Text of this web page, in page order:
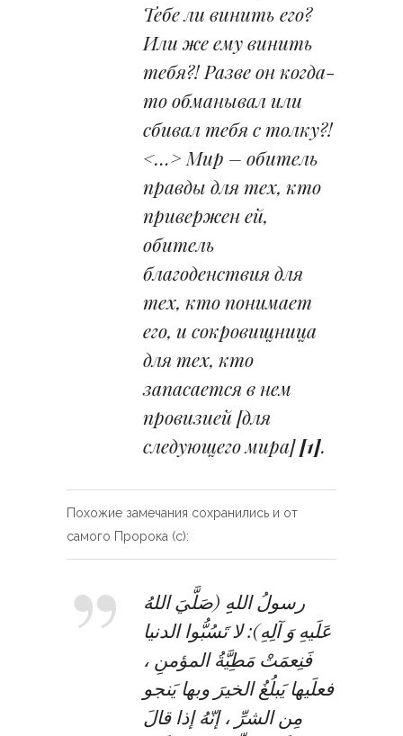
Тебе ли винить его?
Или же ему винить
тебя?! Разве он когда-
то обманывал или
сбивал тебя с толку?!
<…> Мир – обитель
правды для тех, кто
привержен ей,
обитель
благоденствия для
тех, кто понимает
его, и сокровищница
для тех, кто
запасается в нем
провизией [для
следующего мира][1].
Похожие замечания сохранились и от
самого Пророка (с):
رسولُ اللهِ‏ِ (صَلَّيَ اللهُ
عَلَيهِ وَ آلِهِ): لا تَسُبُّوا الدنيا
فَنِعمَتْ مَطِيَّةُ المؤمنِ ،
فعلَيها يَبلُغُ الخيرَ وبها يَنجو
مِن الشرِّ ، إنّهُ إذا قالَ